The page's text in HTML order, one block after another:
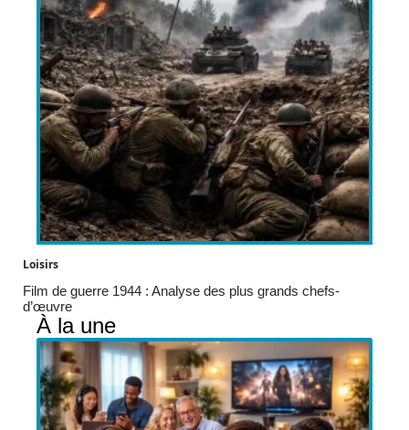
Loisirs
Film de guerre 1944 : Analyse des plus grands chefs-
d’œuvre
À la une